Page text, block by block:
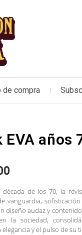
de compra
EVA años
década de los 70, la
vanguardia,
diseño audaz y
la sociedad,
y el pulso de su